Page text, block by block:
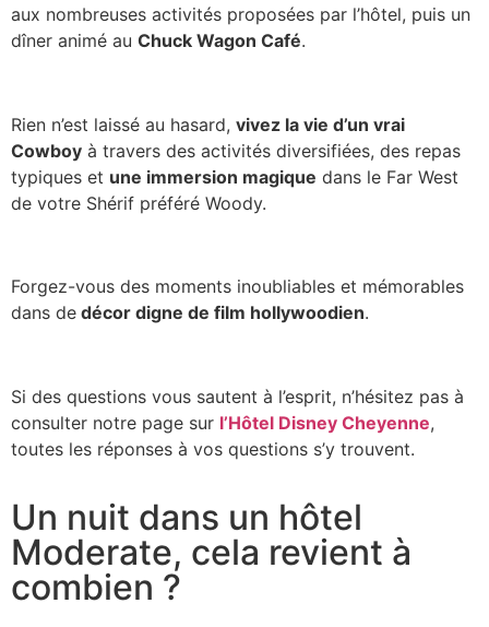
aux nombreuses activités proposées par l’hôtel, puis un
dîner animé au Chuck Wagon Café.
Rien n’est laissé au hasard, vivez la vie d’un vrai
Cowboy à travers des activités diversifiées, des repas
typiques et une immersion magique dans le Far West
de votre Shérif préféré Woody.
Forgez-vous des moments inoubliables et mémorables
dans de décor digne de film hollywoodien.
Si des questions vous sautent à l’esprit, n’hésitez pas à
consulter notre page sur l’Hôtel Disney Cheyenne,
toutes les réponses à vos questions s’y trouvent.
Un nuit dans un hôtel
Moderate, cela revient à
combien ?